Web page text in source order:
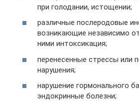
при голодании, истощении;
различные послеродовые
возникающие независимо
ними интоксикация;
перенесенные стрессы или
нарушения;
нарушение гормонального
эндокринные болезни;